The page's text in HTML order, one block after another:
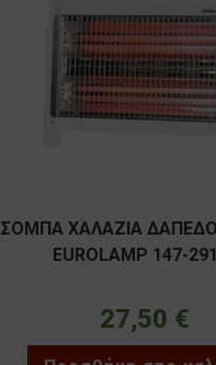
ΣΟΜΠΑ ΧΑΛΑΖΙΑ
EUROLAMP 147-
27,50 €